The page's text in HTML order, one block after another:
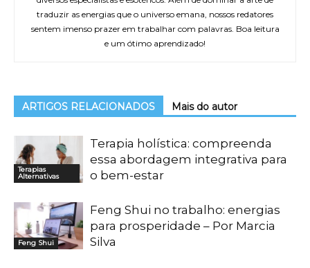
traduzir as energias que o universo emana, nossos redatores
sentem imenso prazer em trabalhar com palavras. Boa leitura
e um ótimo aprendizado!
ARTIGOS RELACIONADOS Mais do autor
Terapias
Alternativas
Terapia holística: compreenda
essa abordagem integrativa para
o bem-estar
Feng Shui
Feng Shui no trabalho: energias
para prosperidade – Por Marcia
Silva